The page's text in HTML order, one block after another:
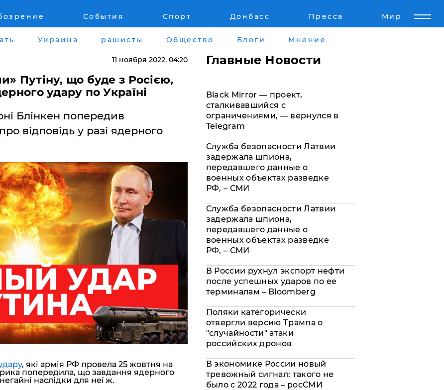
События Спорт Донбасс Пресса Мир
Война на Донбассе и в Крыму
"ЛНР"
Оккупация Крыма
Армия Украины
Лайф стайл
Помощь проекту
Стиль Диалога
Пресс-релизы
Украина рашисты Общество Блоги Мнение
11 ноября 2022, 04:20
Путіну, що буде з Росією,
удару по Україні
Блінкен попередив
відповідь у разі ядерного
, які армія РФ провела 25 жовтня на
попередила, що завдання ядерного
наслідки для неї ж.
Главные Новости
Black Mirror — проект,
сталкивавшийся с
ограничениями, — вернулся в
Telegram
Служба безопасности Латвии
задержала шпиона,
передавшего данные о
военных объектах разведке
РФ, – СМИ
Служба безопасности Латвии
задержала шпиона,
передавшего данные о
военных объектах разведке
РФ, – СМИ
В России рухнул экспорт нефти
после успешных ударов по ее
терминалам – Bloomberg
Поляки категорически
отвергли версию Трампа о
"случайности" атаки
российских дронов
В экономике России новый
тревожный сигнал: такого не
было с 2022 года – росСМИ